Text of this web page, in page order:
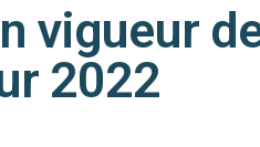
vigueur
2022